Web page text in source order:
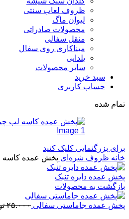
ظروف لعاب سنتی
لیوان ماگ
محصولات صادراتی
منقل سفالی
میناکاری روی سفال
یلدایی
سایر محصولات
سبد خرید
حساب کاربری
تمام شده
برای بزرگنمایی کلیک کنید
خانه ظروف شره‌ای پخش عمده کاسه
پخش عمده دایره تنبک
بازگشت به محصولات
پخش عمده جاماستی سفالی ۲۵.۰۰۰